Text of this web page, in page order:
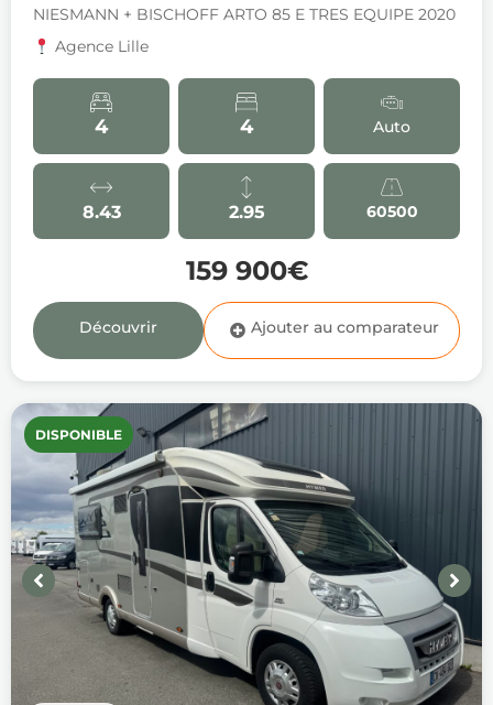
NIESMANN + BISCHOFF ARTO 85 E TRES EQUIPE 2020
Agence Lille
4 4 Auto
8.43 2.95 60500
159 900€
Découvrir
DISPONIBLE